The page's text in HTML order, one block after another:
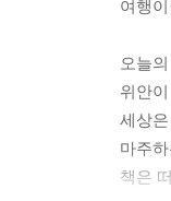
다. ‘
여행
둑해
전자
--- 「
여행
오늘
위안
세상
마주
책은